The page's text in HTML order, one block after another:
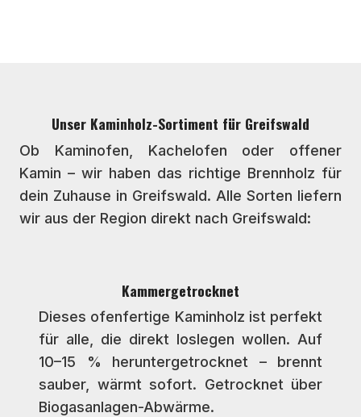
Unser Kaminholz-Sortiment für Greifswald
Ob Kaminofen, Kachelofen oder offener
Kamin – wir haben das richtige Brennholz für
dein Zuhause in Greifswald. Alle Sorten liefern
wir aus der Region direkt nach Greifswald:
Kammergetrocknet
Dieses ofenfertige Kaminholz ist perfekt
für alle, die direkt loslegen wollen. Auf
10–15 % heruntergetrocknet – brennt
sauber, wärmt sofort. Getrocknet über
Biogasanlagen-Abwärme.